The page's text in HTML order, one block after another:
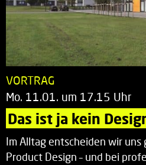
VORTRAG
Mo. 11.01. um 17.15 Uhr
Das ist ja kein
Im Alltag entscheiden wir uns
Product Design – und bei